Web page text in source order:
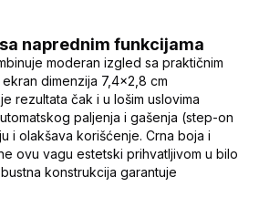
naprednim funkcijama
moderan izgled sa praktičnim
dimenzija 7,4x2,8 cm
rezultata čak i u lošim uslovima
paljenja i gašenja (step-on
i olakšava korišćenje. Crna boja i
ovu vagu estetski prihvatljivom u bilo
konstrukcija garantuje